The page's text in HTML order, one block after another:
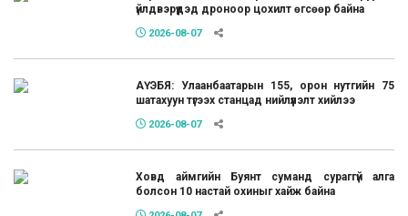
үйлдвэрүүдэд дроноор цохилт өгсөөр байна
2026-08-07
АҮЭБЯ: Улаанбаатарын 155, орон нутгийн 75
шатахуун түгээх станцад нийлүүлэлт хийлээ
2026-08-07
Ховд аймгийн Буянт суманд сураггүй алга
болсон 10 настай охиныг хайж байна